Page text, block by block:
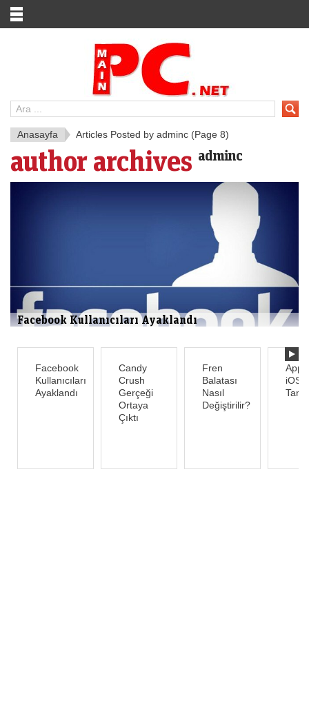
Anasayfa Articles Posted by adminc (Page 8)
author archives adminc
Facebook Kullanıcıları Ayaklandı
Facebook
Kullanıcıları
Ayaklandı
Candy
Crush
Gerçeği
Ortaya
Çıktı
Fren
Balatası
Nasıl
Değiştirilir?
iOS